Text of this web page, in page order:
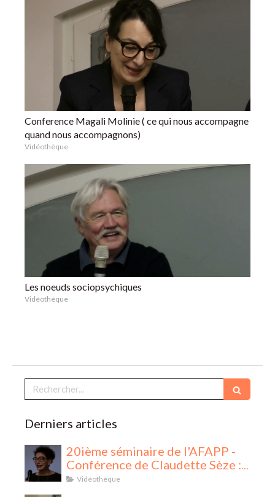
Conference Magali Molinie ( ce qui nous accompagne
quand nous accompagnons)
Vidéothèque
Les noeuds sociopsychiques
Vidéothèque
Rechercher
Derniers articles
20ième séminaire de l'AFAPP -
Conférence de Claudette Sèze :
La Sociothérapie
Vidéothèque